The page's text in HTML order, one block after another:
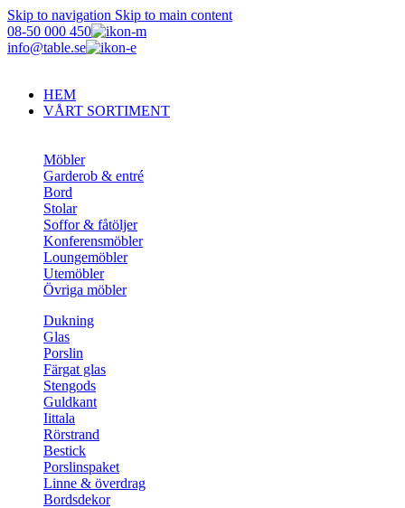
Skip to navigation Skip to main content
08-50 000 450
info@table.se
HEM
VÅRT SORTIMENT
Möbler
Garderob & entré
Bord
Stolar
Soffor & fåtöljer
Konferensmöbler
Loungemöbler
Utemöbler
Övriga möbler
Dukning
Glas
Porslin
Färgat glas
Stengods
Guldkant
Iittala
Rörstrand
Bestick
Porslinspaket
Linne & överdrag
Bordsdekor